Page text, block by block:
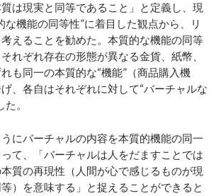
は現実と同等であること」と定義し、現
な機能の同等性”に着目した観点から、リ
えることを勧めた。本質的な機能の同等
れぞれ存在の形態が異なる金貨、紙幣、
も同一の本質的な“機能”（商品購入機
、各自はそれぞれに対して“バーチャルな
。
にバーチャルの内容を本質的機能の同一
て、「バーチャルは人をだますことでは
質の再現性（人間が心で感じるものが現
）を意味する」と捉えることができると